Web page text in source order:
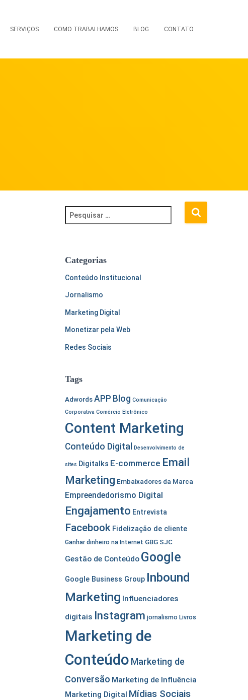
SERVIÇOS COMO TRABALHAMOS BLOG CONTATO
e
u
s
r
p
r
:
Categorias
Conteúdo Institucional
Jornalismo
Marketing Digital
Monetizar pela Web
Redes Sociais
Tags
Adwords APP Blog Comunicação
Corporativa Comércio Eletrônico
Content Marketing
Conteúdo Digital Desenvolvimento de
sites Digitalks E-commerce Email
Marketing Embaixadores da Marca
Empreendedorismo Digital
Engajamento Entrevista
Facebook Fidelização de cliente
Ganhar dinheiro na Internet GBG SJC
Gestão de Conteúdo Google
Google Business Group Inbound
Marketing Influenciadores
digitais Instagram jornalismo Livros
Marketing de
Conteúdo Marketing de
Conversão Marketing de Influência
Marketing Digital Mídias Sociais